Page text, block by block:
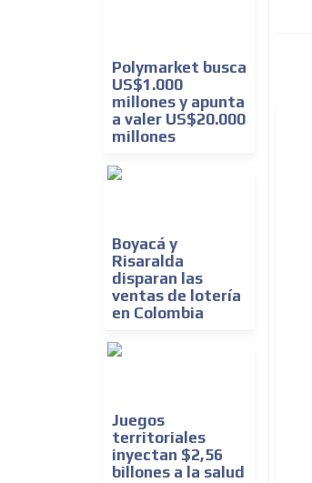
Polymarket busca
US$1.000
millones y apunta
a valer US$20.000
millones
Boyacá y
Risaralda
disparan las
ventas de lotería
en Colombia
Juegos
territoriales
inyectan $2,56
billones a la salud